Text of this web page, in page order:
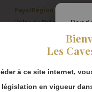
Les
à ce site internet,
législation en vigueur
Pays/Région
Vallée du Rhône
AOC Côtes-du-Rhône
Millésime
2021
vous